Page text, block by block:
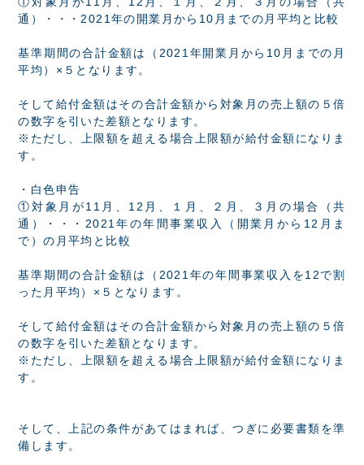
通）・・・2021年の開業月から10月までの月平均と比較
基準期間の合計金額は（2021年開業月から10月までの月
平均）×５となります。
そして給付金額はその合計金額から対象月の売上額の５倍
の数字を引いた差額となります。
※ただし、上限額を超える場合上限額が給付金額になりま
す。
・白色申告
①対象月が11月、12月、１月、２月、３月の場合（共
通）・・・2021年の年間事業収入（開業月から12月ま
で）の月平均と比較
基準期間の合計金額は（2021年の年間事業収入を12で割
った月平均）×５となります。
そして給付金額はその合計金額から対象月の売上額の５倍
の数字を引いた差額となります。
※ただし、上限額を超える場合上限額が給付金額になりま
す。
そして、上記の条件があてはまれば、つぎに必要書類を準
備します。